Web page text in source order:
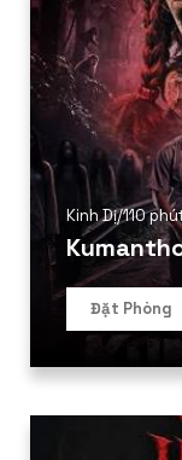
Kinh Dị/110
Đặt Phòng